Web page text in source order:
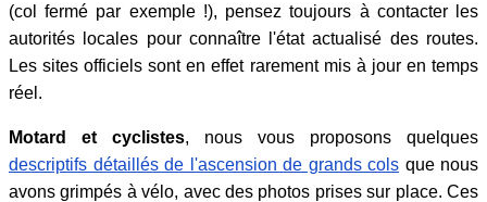
(col fermé par exemple !), pensez toujours à contacter les
autorités locales pour connaître l'état actualisé des routes.
Les sites officiels sont en effet rarement mis à jour en temps
réel.
Motard et cyclistes, nous vous proposons quelques
descriptifs détaillés de l'ascension de grands cols que nous
avons grimpés à vélo, avec des photos prises sur place. Ces